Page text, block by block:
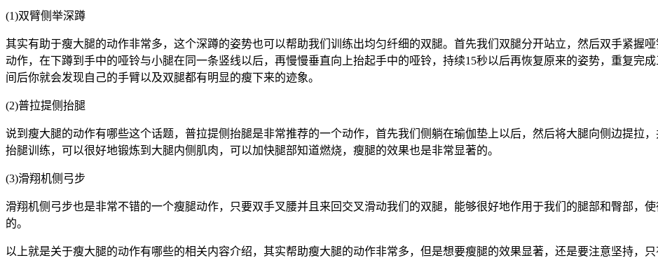
(1)双臂侧举深蹲
其实有助于瘦大腿的动作非常多，这个深蹲的姿势也可以帮助我们训练出均匀纤细的双腿。首先我们双腿分开站立，然后双手紧握
动作，在下蹲到手中的哑铃与小腿在同一条竖线以后，再慢慢垂直向上抬起手中的哑铃，持续15秒以后再恢复原来的姿势，重复完
间后你就会发现自己的手臂以及双腿都有明显的瘦下来的迹象。
(2)普拉提侧抬腿
说到瘦大腿的动作有哪些这个话题，普拉提侧抬腿是非常推荐的一个动作，首先我们侧躺在瑜伽垫上以后，然后将大腿向侧边提拉
抬腿训练，可以很好地锻炼到大腿内侧肌肉，可以加快腿部知道燃烧，瘦腿的效果也是非常显著的。
(3)滑翔机侧弓步
滑翔机侧弓步也是非常不错的一个瘦腿动作，只要双手叉腰并且来回交叉滑动我们的双腿，能够很好地作用于我们的腿部和臀部，
的。
以上就是关于瘦大腿的动作有哪些的相关内容介绍，其实帮助瘦大腿的动作非常多，但是想要瘦腿的效果显著，还是要注意坚持，